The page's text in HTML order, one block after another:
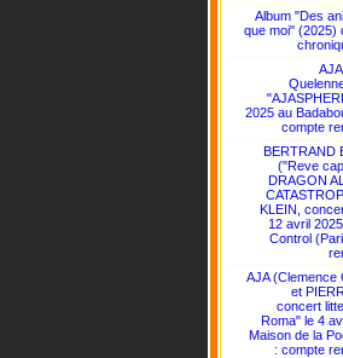
Album "Des
que moi" (2025)
2025 au
compte
BERTRAND
("Reve
DRAGON
KLEIN,
12 avril
Control
AJA (Clemence
et
concert
Roma" le 4
Maison de la
: compte